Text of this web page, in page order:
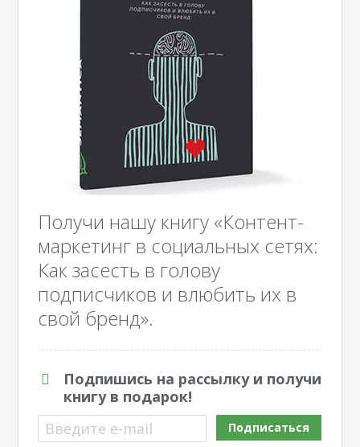
Получи нашу книгу «Контент-
маркетинг в социальных сетях:
Как засесть в голову
подписчиков и влюбить их в
свой бренд».
Подпишись на рассылку и получи
книгу в подарок!
Введите e-mail
Подписаться